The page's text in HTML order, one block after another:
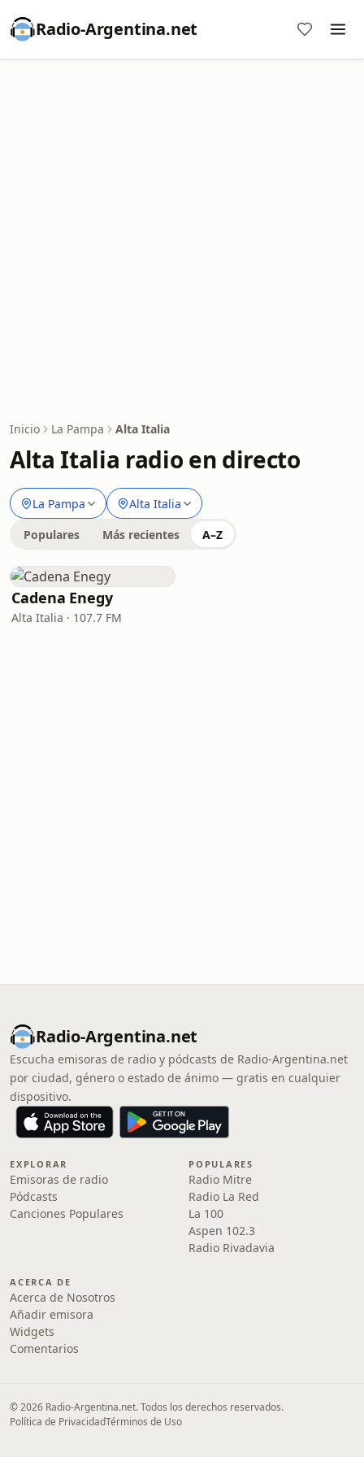
Radio-Argentina.net
Inicio La Pampa Alta Italia
Alta Italia radio en directo
La Pampa Alta Italia
Populares Más recientes A–Z
Cadena Enegy
Alta Italia · 107.7 FM
Radio-Argentina.net
Escucha emisoras de radio y pódcasts de Radio-Argentina.net
por ciudad, género o estado de ánimo — gratis en cualquier
dispositivo.
EXPLORAR
Emisoras de radio
Pódcasts
Canciones Populares
POPULARES
Radio Mitre
Radio La Red
La 100
Aspen 102.3
Radio Rivadavia
ACERCA DE
Acerca de Nosotros
Añadir emisora
Widgets
Comentarios
© 2026 Radio-Argentina.net. Todos los derechos reservados.
Política de PrivacidadTérminos de Uso